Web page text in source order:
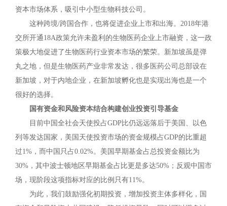
资本市场体系，吸引中小型生物科技公司。
这种跨境/跨国合作，也将促进企业上市和出海。2018年港
交所开通18A政策允许未盈利的生物医药企业上市融资，这一政
策极大地促进了生物医药行业资本市场的繁荣。新加坡虽是弹
丸之地，但是生物医药产业非常发达，很多医药公司总部设在
新加坡，对于内地企业，在新加坡孵化也是实现出海也是一个
很好的选择。
国有资金和风险资本结合构建创业投资引导基金
目前中国全社会天使投占GDP比仍远远落后于美国、以色
列等发达国家，美国天使投资市场的资金规模占GDP的比重超
过1%，而中国只占0.02%。美国早期基金占总投资金额比为
30%，其中波士顿地区早期基金占比更是多达50%；反观中国市
场，现阶段这项指标对应的比例只有11%。
为此，我们鼓励强化初期投资，增加投资主体多样化，国